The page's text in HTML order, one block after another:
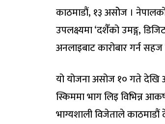
काठमाडौं, १३ असोेज ।
उपलक्ष्यमा ‘दशैँको उमङ्ग,
अनलाइबाट कारोबार गर्न
यो योजना असोज १० गते
स्किममा भाग लिइ विभिन्न
भाग्यशाली विजेताले काठमाडौं